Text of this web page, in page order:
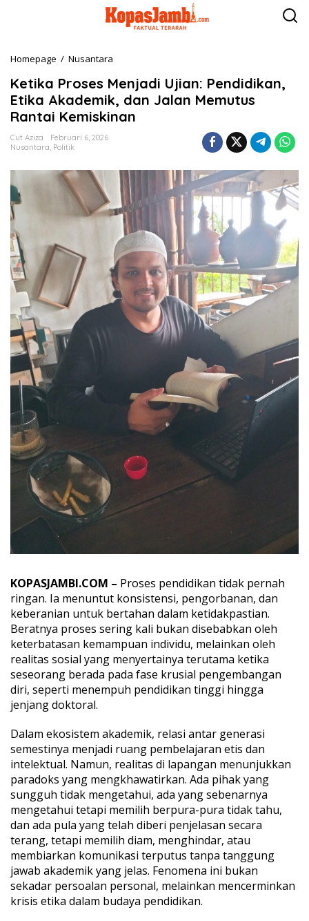
Homepage / Nusantara
t
i
k
a
s
M
e
j
a
d
i
U
t
a
k
a
d
e
m
i
k
d
a
a
a
n
M
e
m
u
t
u
s
R
a
n
t
Ketika Proses Menjadi Ujian: Pendidikan,
Etika Akademik, dan Jalan Memutus
Rantai Kemiskinan
Cut Aziza
Februari 6, 2026
Nusantara, Politik
KOPASJAMBI.COM – Proses pendidikan tidak pernah
ringan. Ia menuntut konsistensi, pengorbanan, dan
keberanian untuk bertahan dalam ketidakpastian.
Beratnya proses sering kali bukan disebabkan oleh
keterbatasan kemampuan individu, melainkan oleh
realitas sosial yang menyertainya terutama ketika
seseorang berada pada fase krusial pengembangan
diri, seperti menempuh pendidikan tinggi hingga
jenjang doktoral.
Dalam ekosistem akademik, relasi antar generasi
semestinya menjadi ruang pembelajaran etis dan
intelektual. Namun, realitas di lapangan menunjukkan
paradoks yang mengkhawatirkan. Ada pihak yang
sungguh tidak mengetahui, ada yang sebenarnya
mengetahui tetapi memilih berpura-pura tidak tahu,
dan ada pula yang telah diberi penjelasan secara
terang, tetapi memilih diam, menghindar, atau
membiarkan komunikasi terputus tanpa tanggung
jawab akademik yang jelas. Fenomena ini bukan
sekadar persoalan personal, melainkan mencerminkan
krisis etika dalam budaya pendidikan.